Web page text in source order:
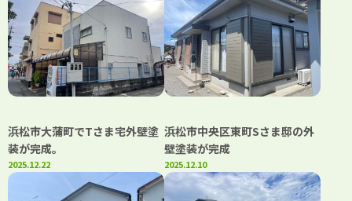
浜松市大蒲町でTさま宅外壁塗
装が完成。
2025.12.22
浜松市中央区東町Sさま邸の外
壁塗装が完成
2025.12.10